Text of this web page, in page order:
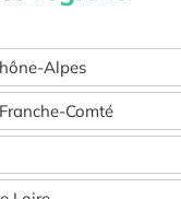
Alpes
Comté